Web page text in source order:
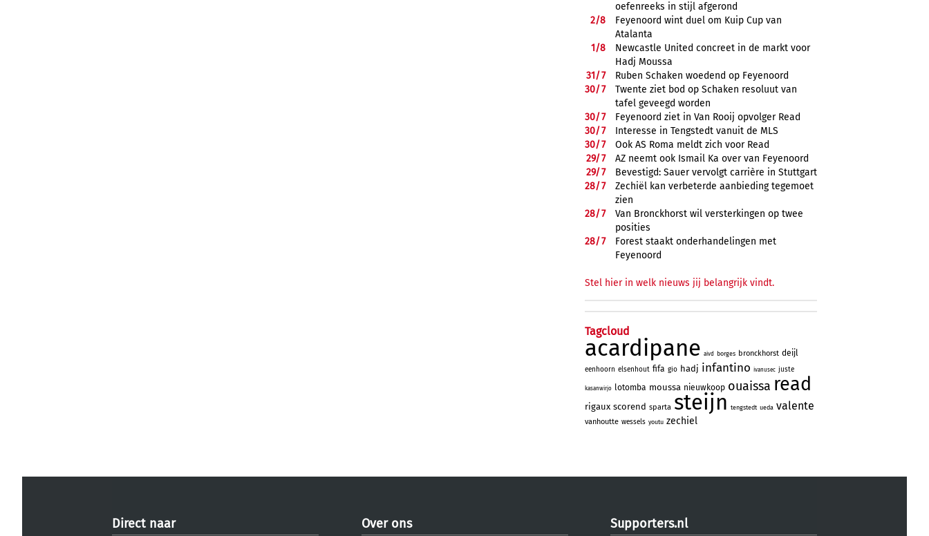
oefenreeks in stijl afgerond
2/8
Feyenoord wint duel om Kuip Cup van
Atalanta
1/8
Newcastle United concreet in de markt voor
Hadj Moussa
31/7
Ruben Schaken woedend op Feyenoord
30/7
Twente ziet bod op Schaken resoluut van
tafel geveegd worden
30/7
Feyenoord ziet in Van Rooij opvolger Read
30/7
Interesse in Tengstedt vanuit de MLS
30/7
Ook AS Roma meldt zich voor Read
29/7
AZ neemt ook Ismail Ka over van Feyenoord
29/7
Bevestigd: Sauer vervolgt carrière in Stuttgart
28/7
Zechiël kan verbeterde aanbieding tegemoet
zien
28/7
Van Bronckhorst wil versterkingen op twee
posities
28/7
Forest staakt onderhandelingen met
Feyenoord
Stel hier in welk nieuws jij belangrijk vindt.
Tagcloud
acardipane aivd borges bronckhorst deijl
eenhoorn elsenhout fifa gio hadj infantino ivanusec juste
kasanwirjo lotomba moussa nieuwkoop ouaissa read
rigaux scorend sparta steijn tengstedt ueda valente
vanhoutte wessels youtu zechiel
Direct naar Over ons Supporters.nl